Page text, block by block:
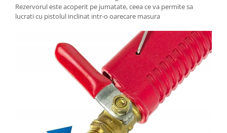
Rezervorul este acoperit pe jumatate, ceea ce va permite sa
lucrati cu pistolul inclinat intr-o oarecare masura